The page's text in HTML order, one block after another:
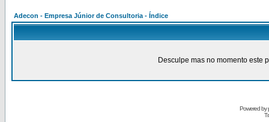
Adecon - Empresa Júnior de Consultoria - Índice
Desculpe mas no momento este
Powered by